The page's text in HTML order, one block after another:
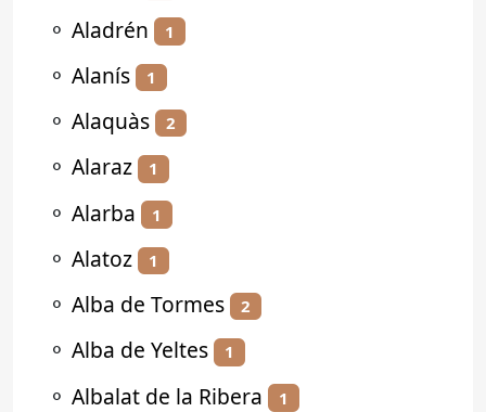
⚬ Aladrén 1
⚬ Alanís 1
⚬ Alaquàs 2
⚬ Alaraz 1
⚬ Alarba 1
⚬ Alatoz 1
⚬ Alba de Tormes 2
⚬ Alba de Yeltes 1
⚬ Albalat de la Ribera 1